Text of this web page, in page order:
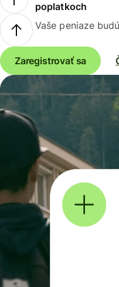
poplatkoch
Vaše peniaze
Zaregistrovať sa